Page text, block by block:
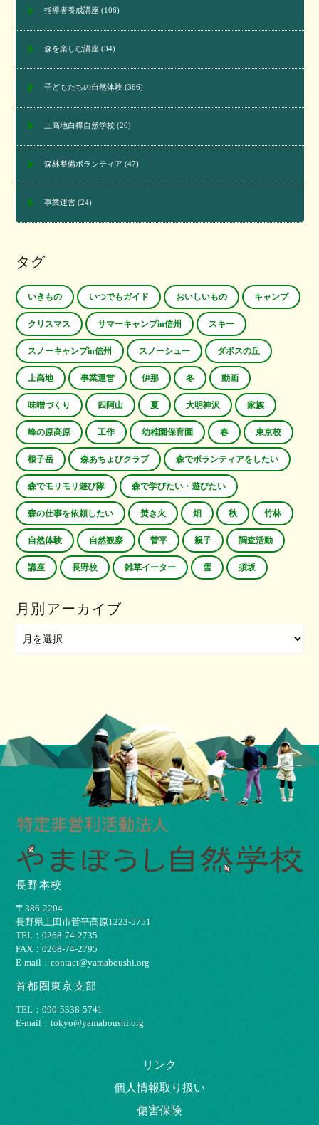
指導者養成講座(106)
森を楽しむ講座(34)
子どもたちの自然体験(366)
上高地白樺自然学校(20)
森林整備ボランティア (47)
事業運営(24)
タグ
いきもの いつでもガイド おいしいもの キャンプ
クリスマス サマーキャンプin信州 スキー
スノーキャンプin信州 スノーシュー ダボスの丘
上高地 事業運営 伊那 冬 動画
味噌づくり 四阿山 夏 大明神沢 家族
峰の原高原 工作 幼稚園保育園 春 東京校
根子岳 森あちょびクラブ 森でボランティアをしたい
森でモリモリ遊び隊 森で学びたい・遊びたい
森の仕事を依頼したい 焚き火 畑 秋 竹林
自然体験 自然観察 菅平 親子 調査活動
講座 長野校 雑草イーター 雪 須坂
月別アーカイブ
長野本校
〒386-2204
⻑野県上⽥市菅平⾼原1223-5751
TEL：0268-74-2735
FAX：0268-74-2795
E-mail：contact@yamaboushi.org
首都圏東京支部
TEL：090-5338-5741
E-mail：tokyo@yamaboushi.org
リンク
個⼈情報取り扱い
傷害保険